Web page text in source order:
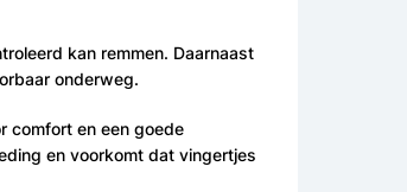
kan remmen. Daarnaast
onderweg.
comfort en een goede
en voorkomt dat vingertjes